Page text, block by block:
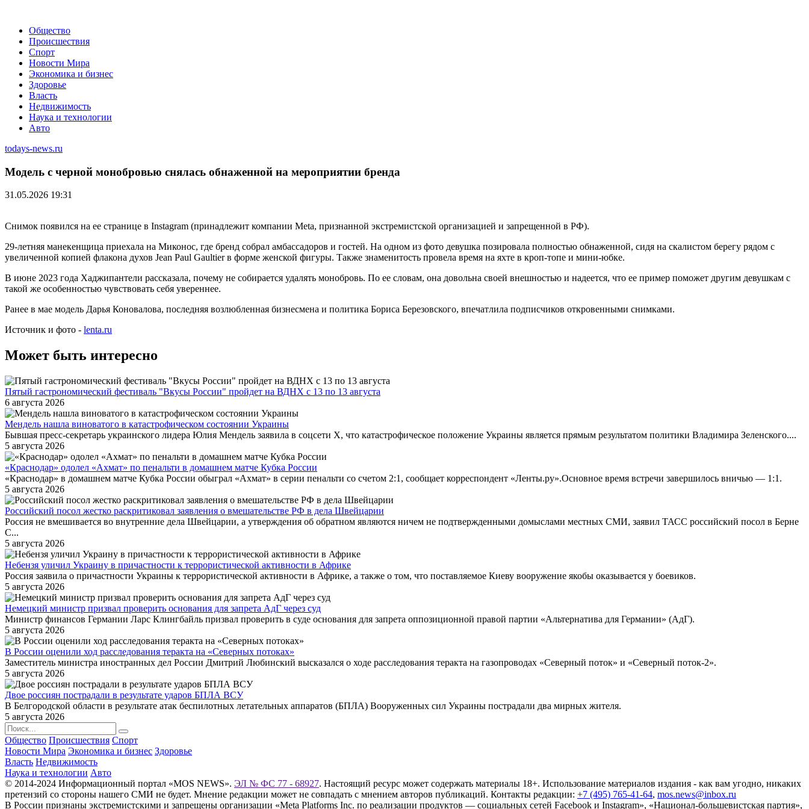
Общество
Происшествия
Спорт
Новости Мира
Экономика и бизнес
Здоровье
Власть
Недвижимость
Наука и технологии
Авто
todays-news.ru
Модель с черной монобровью снялась обнаженной на мероприятии бренда
31.05.2026 19:31
Снимок появился на ее странице в Instagram (принадлежит компании Meta, признанной экстремистской организацией и запрещенной в РФ).
29-летняя манекенщица приехала на Миконос, где бренд собрал амбассадоров и гостей. На одном из фото девушка позировала полностью обнаженной, сидя на скалистом берегу рядом с
увеличенной копией флакона духов Jean Paul Gaultier в форме женской фигуры. Также знаменитость провела время на яхте в кроп-топе и мини-юбке.
В июне 2023 года Хаджипантели рассказала, почему не собирается удалять монобровь. По ее словам, она довольна своей внешностью и надеется, что ее пример поможет другим девушкам с
такой же особенностью чувствовать себя увереннее.
Ранее в мае модель Дарья Коновалова, последняя возлюбленная бизнесмена и политика Бориса Березовского, впечатлила подписчиков откровенными снимками.
Источник и фото - lenta.ru
Может быть интересно
Пятый гастрономический фестиваль "Вкусы России" пройдет на ВДНХ с 13 по 13 августа
6 августа 2026
Мендель нашла виноватого в катастрофическом состоянии Украины
Бывшая пресс-секретарь украинского лидера Юлия Мендель заявила в соцсети X, что катастрофическое положение Украины является прямым результатом политики Владимира Зеленского....
5 августа 2026
«Краснодар» одолел «Ахмат» по пенальти в домашнем матче Кубка России
«Краснодар» в домашнем матче Кубка России обыграл «Ахмат» в серии пенальти со счетом 2:1, сообщает корреспондент «Ленты.ру».Основное время встречи завершилось вничью — 1:1.
5 августа 2026
Российский посол жестко раскритиковал заявления о вмешательстве РФ в дела Швейцарии
Россия не вмешивается во внутренние дела Швейцарии, а утверждения об обратном являются ничем не подтвержденными домыслами местных СМИ, заявил ТАСС российский посол в Берне
С...
5 августа 2026
Небензя уличил Украину в причастности к террористической активности в Африке
Россия заявила о причастности Украины к террористической активности в Африке, а также о том, что поставляемое Киеву вооружение якобы оказывается у боевиков.
5 августа 2026
Немецкий министр призвал проверить основания для запрета АдГ через суд
Министр финансов Германии Ларс Клингбайль призвал проверить в суде основания для запрета оппозиционной правой партии «Альтернатива для Германии» (АдГ).
5 августа 2026
В России оценили ход расследования теракта на «Северных потоках»
Заместитель министра иностранных дел России Дмитрий Любинский высказался о ходе расследования теракта на газопроводах «Северный поток» и «Северный поток-2».
5 августа 2026
Двое россиян пострадали в результате ударов БПЛА ВСУ
В Белгородской области в результате атак беспилотных летательных аппаратов (БПЛА) Вооруженных сил Украины пострадали два мирных жителя.
5 августа 2026
Общество Происшествия Спорт
Новости Мира Экономика и бизнес Здоровье
Власть Недвижимость
Наука и технологии Авто
© 2014-2024 Информационный портал «MOS NEWS». ЭЛ № ФС 77 - 68927. Настоящий ресурс может содержать материалы 18+. Использование материалов издания - как вам угодно, никаких
претензий со стороны нашего СМИ не будет. Мнение редакции может не совпадать с мнением авторов публикаций. Контакты редакции: +7 (495) 765-41-64, mos.news@inbox.ru
В России признаны экстремистскими и запрещены организации «Meta Platforms Inc. по реализации продуктов — социальных сетей Facebook и Instagram», «Национал-большевистская партия»,